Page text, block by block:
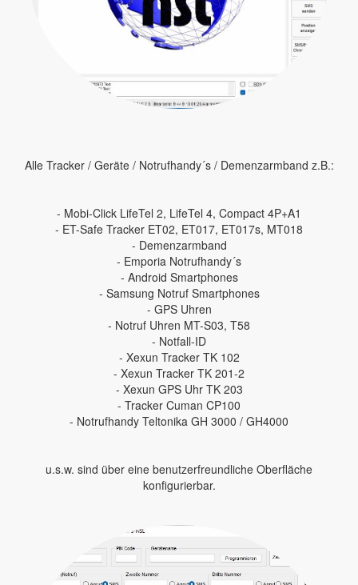
Alle Tracker / Geräte / Notrufhandy´s / Demenzarmband z.B.:
- Mobi-Click LifeTel 2, LifeTel 4, Compact 4P+A1
- ET-Safe Tracker ET02, ET017, ET017s, MT018
- Demenzarmband
- Emporia Notrufhandy´s
- Android Smartphones
- Samsung Notruf Smartphones
- GPS Uhren
- Notruf Uhren MT-S03, T58
- Notfall-ID
- Xexun Tracker TK 102
- Xexun Tracker TK 201-2
- Xexun GPS Uhr TK 203
- Tracker Cuman CP100
- Notrufhandy Teltonika GH 3000 / GH4000
u.s.w. sind über eine benutzerfreundliche Oberfläche
konfigurierbar.